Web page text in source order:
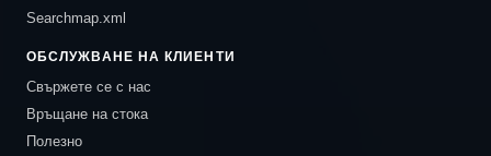
Searchmap.xml
ОБСЛУЖВАНЕ НА КЛИЕНТИ
Свържете се с нас
Връщане на стока
Полезно